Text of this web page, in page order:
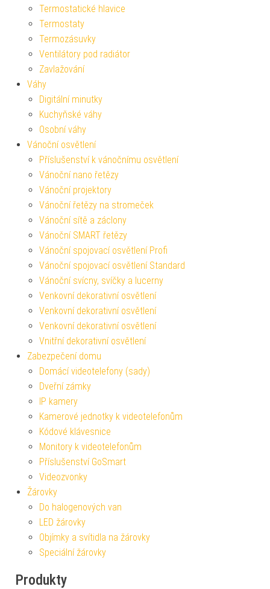
Termostatické hlavice
Termostaty
Termozásuvky
Ventilátory pod radiátor
Zavlažování
Váhy
Digitální minutky
Kuchyňské váhy
Osobní váhy
Vánoční osvětlení
Příslušenství k vánočnímu osvětlení
Vánoční nano řetězy
Vánoční projektory
Vánoční řetězy na stromeček
Vánoční sítě a záclony
Vánoční SMART řetězy
Vánoční spojovací osvětlení Profi
Vánoční spojovací osvětlení Standard
Vánoční svícny, svíčky a lucerny
Venkovní dekorativní osvětlení
Venkovní dekorativní osvětlení
Venkovní dekorativní osvětlení
Vnitřní dekorativní osvětlení
Zabezpečení domu
Domácí videotelefony (sady)
Dveřní zámky
IP kamery
Kamerové jednotky k videotelefonům
Kódové klávesnice
Monitory k videotelefonům
Příslušenství GoSmart
Videozvonky
Žárovky
Do halogenových van
LED žárovky
Objímky a svítidla na žárovky
Speciální žárovky
Produkty